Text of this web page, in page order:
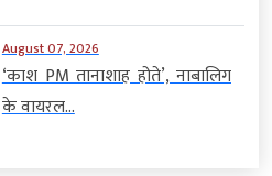
August 07, 2026
‘काश PM तानाशाह होते’, नाबालिग
के वायरल...